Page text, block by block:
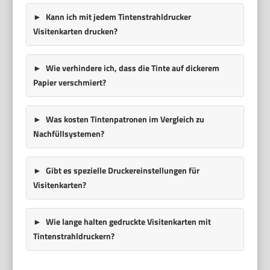
Kann ich mit jedem Tintenstrahldrucker
Visitenkarten drucken?
Wie verhindere ich, dass die Tinte auf dickerem
Papier verschmiert?
Was kosten Tintenpatronen im Vergleich zu
Nachfüllsystemen?
Gibt es spezielle Druckereinstellungen für
Visitenkarten?
Wie lange halten gedruckte Visitenkarten mit
Tintenstrahldruckern?